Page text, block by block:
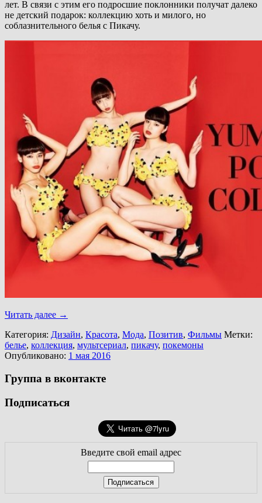
лет. В связи с этим его подросшие поклонники получат далеко
не детский подарок: коллекцию хоть и милого, но
соблазнительного белья с Пикачу.
Читать далее →
Категория: Дизайн, Красота, Мода, Позитив, Фильмы Метки:
белье, коллекция, мультсериал, пикачу, покемоны
Опубликовано: 1 мая 2016
Группа в вконтакте
Подписаться
Введите свой email адрес